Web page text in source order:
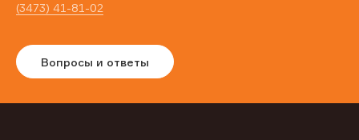
(3473) 41-81-02
Вопросы и ответы